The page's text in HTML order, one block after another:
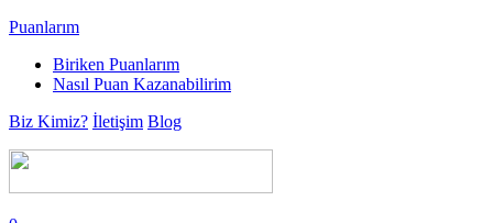
Puanlarım
Biriken Puanlarım
Nasıl Puan Kazanabilirim
Biz Kimiz? İletişim Blog